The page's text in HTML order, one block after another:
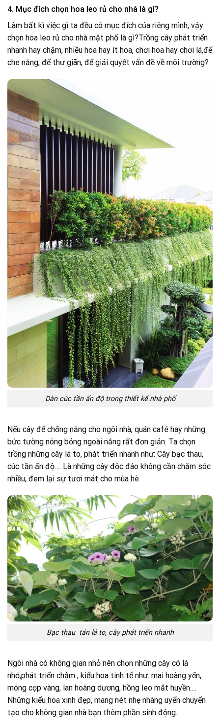
4. Mục đích chọn hoa leo rủ cho nhà là gì?
Làm bất kì việc gì ta đều có mục đích của riêng mình, vậy
chọn hoa leo rủ cho nhà mặt phố là gì?Trồng cây phát triển
nhanh hay chậm, nhiều hoa hay ít hoa, chơi hoa hay chơi lá,để
che nắng, để thư giãn, để giải quyết vấn đề về môi trường?
Dàn cúc tần ấn độ trong thiết kế nhà phố
Nếu cây để chống nắng cho ngôi nhà, quán café hay những
bức tường nóng bỏng ngoài nắng rất đơn giản. Ta chọn
trồng những cây lá to, phát triển nhanh như: Cây bạc thau,
cúc tần ấn độ…. Là những cây độc đáo không cần chăm sóc
nhiều, đem lại sự tươi mát cho mùa hè
Bạc thau tán lá to, cây phát triển nhanh
Ngôi nhà có không gian nhỏ nên chọn những cây có lá
nhỏ,phát triển chậm , kiểu hoa tinh tế như: mai hoàng yến,
móng cọp vàng, lan hoàng dương, hồng leo mắt huyền….
Những kiểu hoa xinh đẹp, mang nét nhẹ nhàng uyển chuyển
tạo cho không gian nhà bạn thêm phần sinh động.